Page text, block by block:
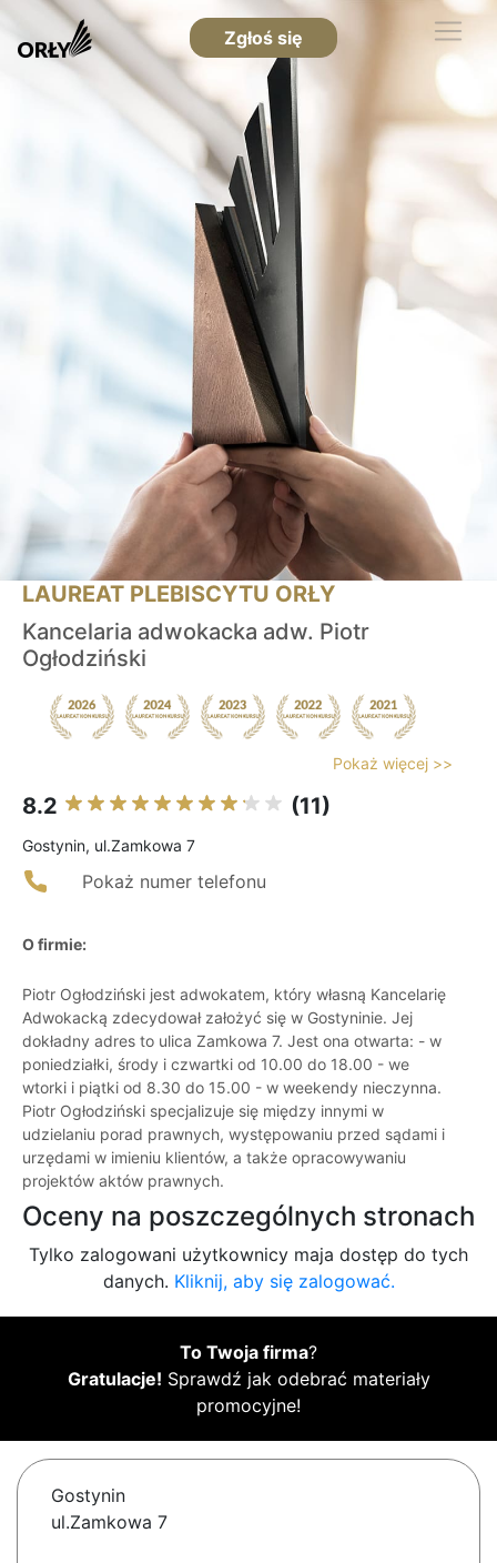
Zgłoś się
LAUREAT PLEBISCYTU ORŁY
Kancelaria adwokacka adw. Piotr
Ogłodziński
Pokaż więcej >>
8.2 (11)
Gostynin, ul.Zamkowa 7
Pokaż numer telefonu
O firmie:
Piotr Ogłodziński jest adwokatem, który własną Kancelarię
Adwokacką zdecydował założyć się w Gostyninie. Jej
dokładny adres to ulica Zamkowa 7. Jest ona otwarta: - w
poniedziałki, środy i czwartki od 10.00 do 18.00 - we
wtorki i piątki od 8.30 do 15.00 - w weekendy nieczynna.
Piotr Ogłodziński specjalizuje się między innymi w
udzielaniu porad prawnych, występowaniu przed sądami i
urzędami w imieniu klientów, a także opracowywaniu
projektów aktów prawnych.
Oceny na poszczególnych stronach
Tylko zalogowani użytkownicy maja dostęp do tych
danych. Kliknij, aby się zalogować.
To Twoja firma?
Gratulacje! Sprawdź jak odebrać materiały
promocyjne!
Gostynin
ul.Zamkowa 7